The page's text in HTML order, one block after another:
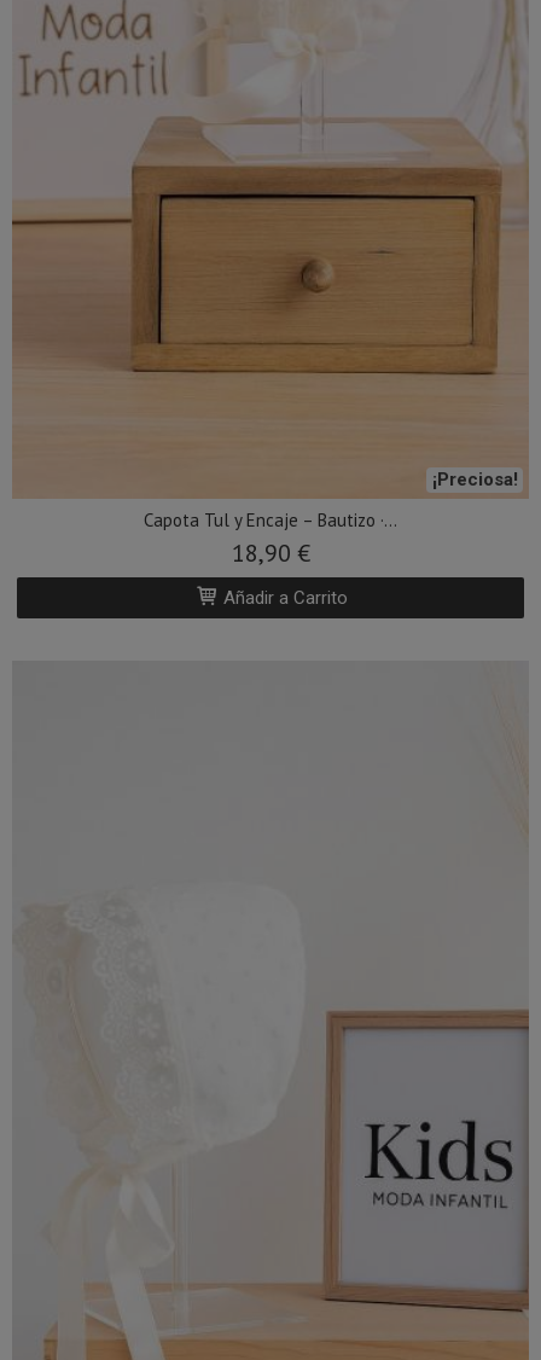
¡Preciosa!
Capota Tul y Encaje – Bautizo ·...
18,90 €
Añadir a Carrito